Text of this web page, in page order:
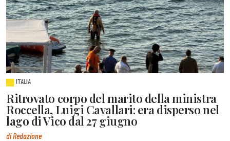
ITALIA
Ritrovato corpo del marito della ministra
Roccella, Luigi Cavallari: era disperso nel
lago di Vico dal 27 giugno
di Redazione